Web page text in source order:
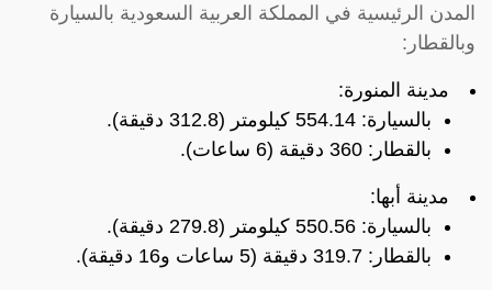
المدن الرئيسية في المملكة العربية السعودية بالسيارة
وبالقطار:
مدينة المنورة:
بالسيارة: 554.14 كيلومتر (312.8 دقيقة).
بالقطار: 360 دقيقة (6 ساعات).
مدينة أبها:
بالسيارة: 550.56 كيلومتر (279.8 دقيقة).
بالقطار: 319.7 دقيقة (5 ساعات و16 دقيقة).